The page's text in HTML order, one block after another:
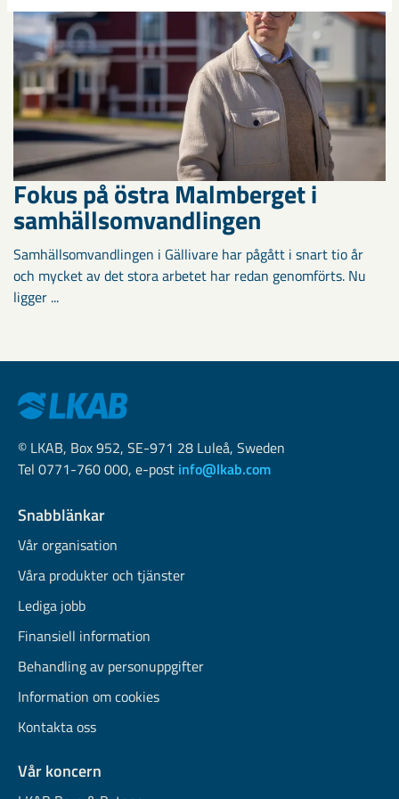
Fokus på östra Malmberget i
samhällsomvandlingen
Samhällsomvandlingen i Gällivare har pågått i snart tio år
och mycket av det stora arbetet har redan genomförts. Nu
ligger ...
© LKAB, Box 952, SE-971 28 Luleå, Sweden
Tel 0771-760 000, e-post info@lkab.com
Snabblänkar
Vår organisation
Våra produkter och tjänster
Lediga jobb
Finansiell information
Behandling av personuppgifter
Information om cookies
Kontakta oss
Vår koncern